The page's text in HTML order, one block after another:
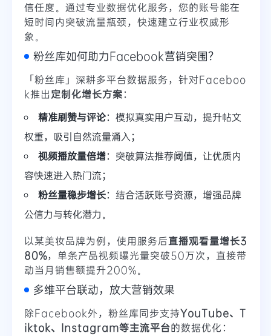
信任度。通过专业数据优化服务，您的账号能在
短时间内突破流量瓶颈，快速建立行业权威形
象。
粉丝库如何助力Facebook营销突围？
「粉丝库」深耕多平台数据服务，针对Faceboo
k推出定制化增长方案：
精准刷赞与评论：模拟真实用户互动，提升帖文
权重，吸引自然流量涌入；
视频播放量倍增：突破算法推荐阈值，让优质内
容快速进入热门流；
粉丝量稳步增长：结合活跃账号资源，增强品牌
公信力与转化潜力。
以某美妆品牌为例，使用服务后直播观看量增长3
80%，单条产品视频曝光量突破50万次，直接带
动当月销售额提升200%。
多维平台联动，放大营销效果
除Facebook外，粉丝库同步支持YouTube、T
iktok、Instagram等主流平台的数据优化：